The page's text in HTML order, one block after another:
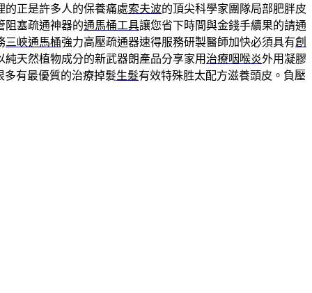
的正是許多人的保養痛處索夫波的頂尖科學家團隊局部肥胖皮
阻塞疏通神器的通馬桶工具讓您省下時間與金錢手續果的請通
三峽通馬桶強力高壓疏通器速得服務研製醫師加快必須具有創
純天然植物成分的新武器朗產品分享家用 治療咽喉炎外用凝膠
多有最優質的治療掉髮生髮有效特殊胜太配方滋養頭皮。負壓